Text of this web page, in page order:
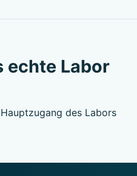
echte Labor
des Labors